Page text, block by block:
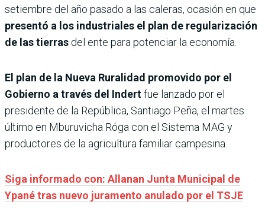
setiembre del año pasado a las caleras, ocasión en que
presentó a los industriales el plan de regularización
de las tierras del ente para potenciar la economía.
El plan de la Nueva Ruralidad promovido por el
Gobierno a través del Indertfue lanzado por el
presidente de la República, Santiago Peña, el martes
último en Mburuvicha Róga con el Sistema MAG y
productores de la agricultura familiar campesina.
Siga informado con: Allanan Junta Municipal de
Ypané tras nuevo juramento anulado por el TSJE